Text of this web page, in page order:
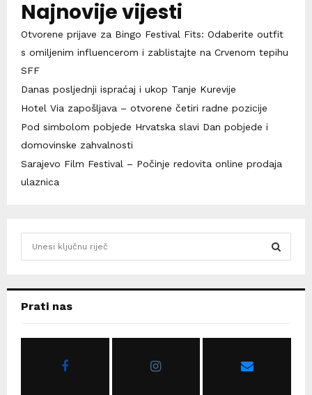
Najnovije vijesti
Otvorene prijave za Bingo Festival Fits: Odaberite outfit
s omiljenim influencerom i zablistajte na Crvenom tepihu
SFF
Danas posljednji ispraćaj i ukop Tanje Kurevije
Hotel Via zapošljava – otvorene četiri radne pozicije
Pod simbolom pobjede Hrvatska slavi Dan pobjede i
domovinske zahvalnosti
Sarajevo Film Festival – Počinje redovita online prodaja
ulaznica
hPrati nas